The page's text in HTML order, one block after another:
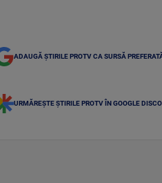
ADAUGĂ ȘTIRILE PROTV CA SURSĂ
URMĂREȘTE ȘTIRILE PROTV ÎN GOOGLE